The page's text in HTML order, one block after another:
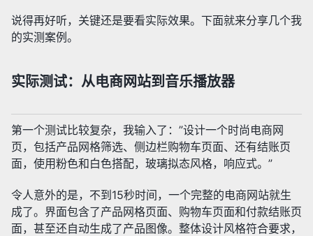
说得再好听，关键还是要看实际效果。下面就来分享几个我
的实测案例。
实际测试：从电商网站到音乐播放器
第一个测试比较复杂，我输入了：”设计一个时尚电商网
页，包括产品网格筛选、侧边栏购物车页面、还有结账页
面，使用粉色和白色搭配，玻璃拟态风格，响应式。”
令人意外的是，不到15秒时间，一个完整的电商网站就生
成了。界面包含了产品网格页面、购物车页面和付款结账页
面，甚至还自动生成了产品图像。整体设计风格符合要求，